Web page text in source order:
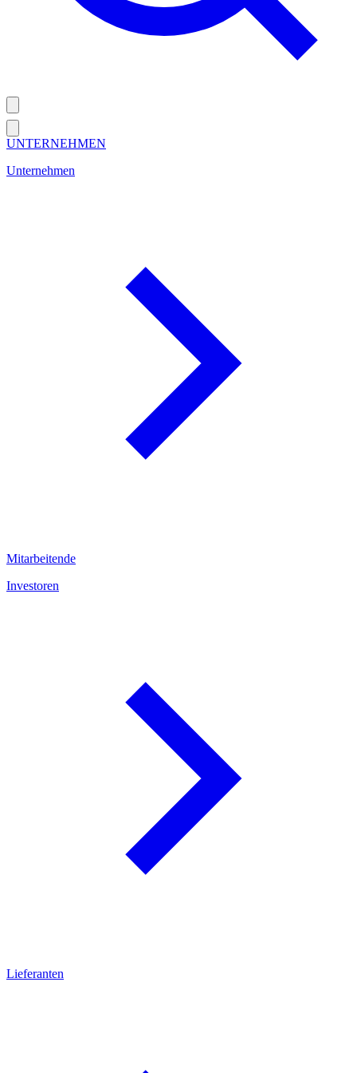
UNTERNEHMEN
Unternehmen
Mitarbeitende
Investoren
Lieferanten